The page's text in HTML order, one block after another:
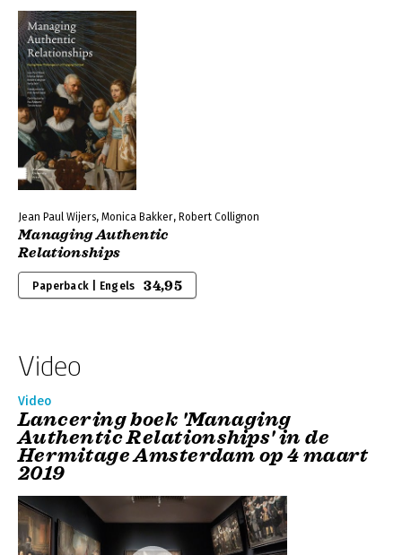
Jean Paul Wijers, Monica Bakker, Robert Collignon
Managing Authentic
Relationships
Paperback | Engels 34,95
Video
Video
Lancering boek 'Managing
Authentic Relationships' in de
Hermitage Amsterdam op 4 maart
2019